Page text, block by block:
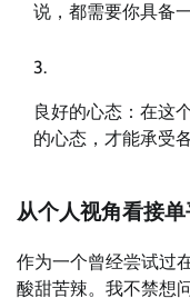
说，都需要你具备
良好的心态：在这
的心态，才能承受
从个人视角看接单
作为一个曾经尝试过
酸甜苦辣。我不禁想